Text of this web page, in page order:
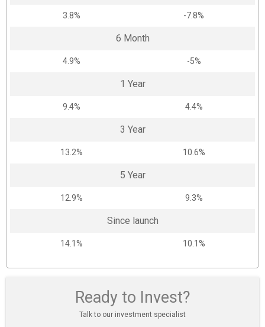
3.8% -7.8%
6 Month
4.9% -5%
1 Year
9.4% 4.4%
3 Year
13.2% 10.6%
5 Year
12.9% 9.3%
Since launch
14.1% 10.1%
Ready to Invest?
Talk to our investment specialist